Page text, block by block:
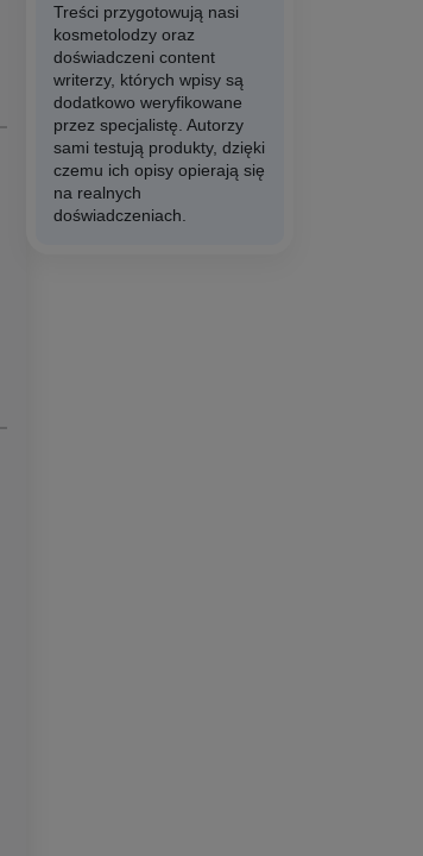
Treści przygotowują nasi
kosmetolodzy oraz
doświadczeni content
writerzy, których wpisy są
dodatkowo weryfikowane
przez specjalistę. Autorzy
sami testują produkty, dzięki
czemu ich opisy opierają się
na realnych
doświadczeniach.